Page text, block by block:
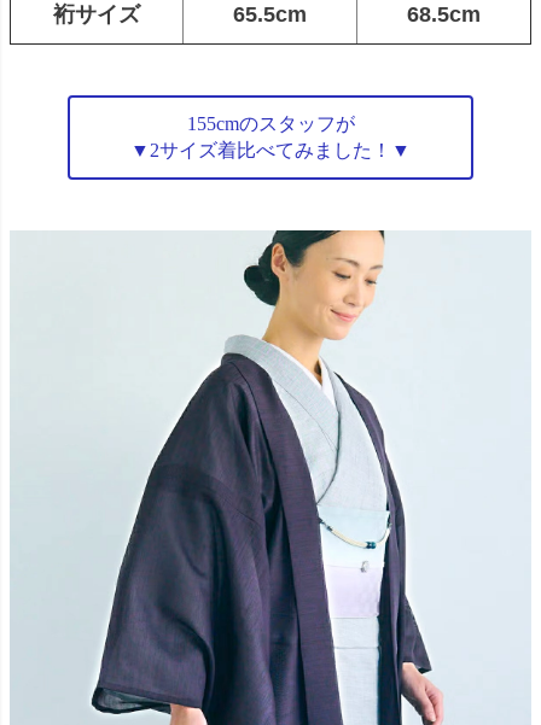
裄サイズ 65.5cm 68.5cm
155cmのスタッフが
▼2サイズ着比べてみました！▼